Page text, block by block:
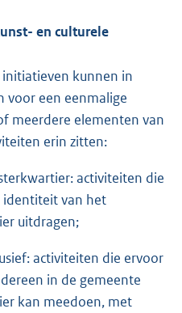
en culturele
kunnen in
voor een eenmalige
meerdere elementen van
erin zitten:
activiteiten die
identiteit van het
uitdragen;
activiteiten die ervoor
in de gemeente
kan meedoen, met